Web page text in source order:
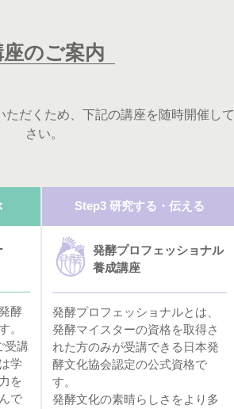
のご案内
だくため、下記の講座を随時開催し
さい。
酵
。
受講
学
を
で
Step3 研究する・伝える
発酵プロフェッショナル
養成講座
発酵プロフェッショナルとは、
発酵マイスターの資格を取得さ
れた方のみが受講できる日本発
酵文化協会認定の公式資格で
す。
発酵文化の素晴らしさをより多